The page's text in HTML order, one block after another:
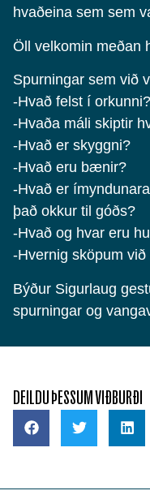
hvaðeina sem sem
Öll velkomin meðan
Spurningar sem við
-Hvað felst í orkunni?
-Hvaða máli skiptir
-Hvað er skyggni?
-Hvað eru bænir?
-Hvað er
það okkur til góðs?
-Hvað og hvar eru
-Hvernig sköpum
Býður Sigurlaug
spurningar og
DEILDU ÞESSUM VIÐBURÐI